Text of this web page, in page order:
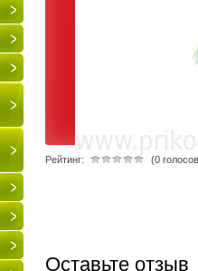
Рейтинг: (0
Оставьте отзыв